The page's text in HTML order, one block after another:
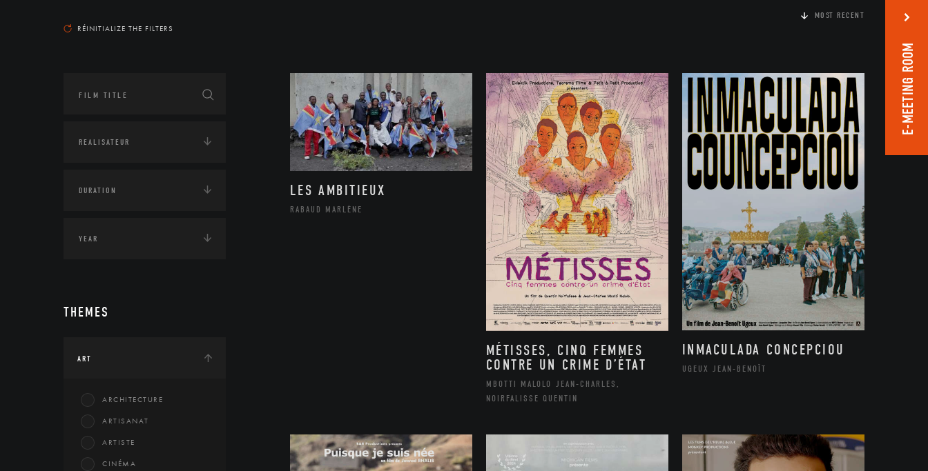
RÉINITIALIZE THE FILTERS
THEMES
ART
ARCHITECTURE
ARTISANAT
ARTISTE
CINÉMA
MOST RECENT
LES AMBITIEUX
RABAUD MARLÈNE
MÉTISSES, CINQ FEMMES
CONTRE UN CRIME D’ÉTAT
MBOTTI MALOLO JEAN-CHARLES,
NOIRFALISSE QUENTIN
INMACULADA CONCEPCIOU
UGEUX JEAN-BENOÎT
E-MEETING ROOM